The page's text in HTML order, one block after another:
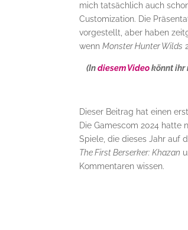
mich tatsächlich auch
Customization. Die
vorgestellt, aber haben
wennMonster Hunter Wilds
(Indiesem Videokönnt ihr
Dieser Beitrag hat einen
Die Gamescom 2024 hatte
Spiele, die dieses Jahr auf
The First Berserker: Khazan
Kommentaren wissen.